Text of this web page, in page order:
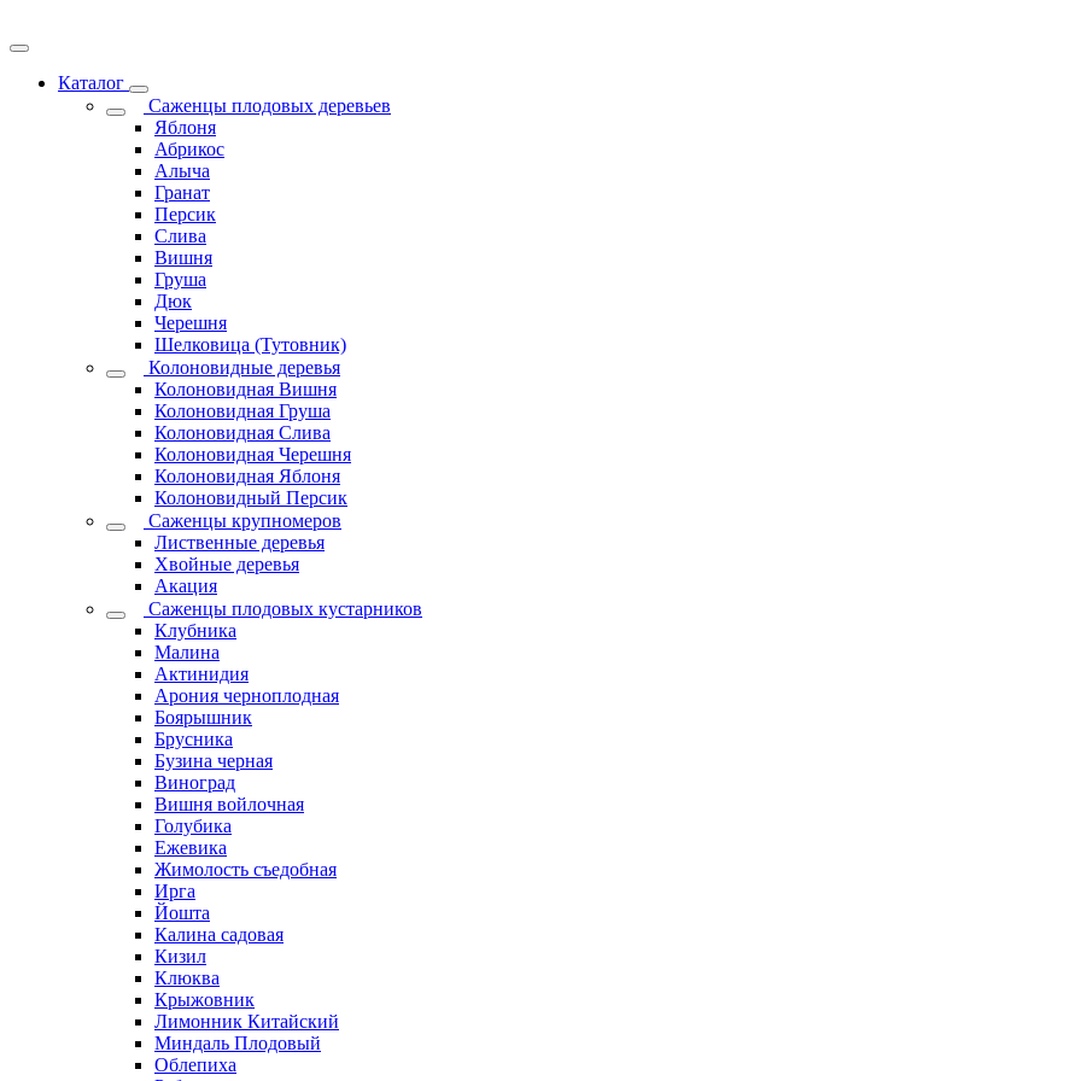
Каталог
Саженцы плодовых деревьев
Яблоня
Абрикос
Алыча
Гранат
Персик
Слива
Вишня
Груша
Дюк
Черешня
Шелковица (Тутовник)
Колоновидные деревья
Колоновидная Вишня
Колоновидная Груша
Колоновидная Слива
Колоновидная Черешня
Колоновидная Яблоня
Колоновидный Персик
Саженцы крупномеров
Лиственные деревья
Хвойные деревья
Акация
Саженцы плодовых кустарников
Клубника
Малина
Актинидия
Арония черноплодная
Боярышник
Брусника
Бузина черная
Виноград
Вишня войлочная
Голубика
Ежевика
Жимолость съедобная
Ирга
Йошта
Калина садовая
Кизил
Клюква
Крыжовник
Лимонник Китайский
Миндаль Плодовый
Облепиха